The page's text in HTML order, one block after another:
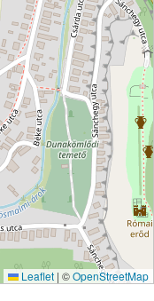
Leaflet | ©OpenStreetMap